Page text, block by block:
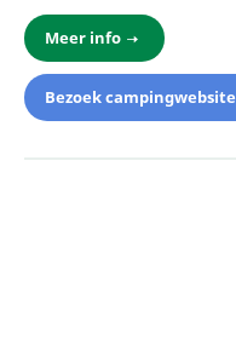
Meer info
Bezoek campingwebsite